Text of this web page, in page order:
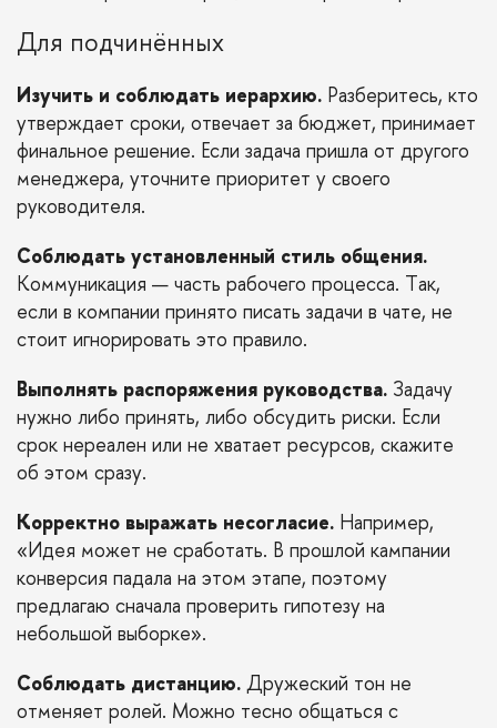
Для подчинённых
Изучить и соблюдать иерархию. Разберитесь, кто
утверждает сроки, отвечает за бюджет, принимает
финальное решение. Если задача пришла от другого
менеджера, уточните приоритет у своего
руководителя.
Соблюдать установленный стиль общения.
Коммуникация — часть рабочего процесса. Так,
если в компании принято писать задачи в чате, не
стоит игнорировать это правило.
Выполнять распоряжения руководства. Задачу
нужно либо принять, либо обсудить риски. Если
срок нереален или не хватает ресурсов, скажите
об этом сразу.
Корректно выражать несогласие. Например,
«Идея может не сработать. В прошлой кампании
конверсия падала на этом этапе, поэтому
предлагаю сначала проверить гипотезу на
небольшой выборке».
Соблюдать дистанцию. Дружеский тон не
отменяет ролей. Можно тесно общаться с